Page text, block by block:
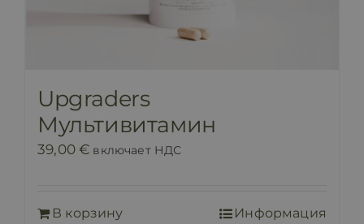
Upgraders
Мультивитамин
39,00€ включает НДС
В корзину Информация